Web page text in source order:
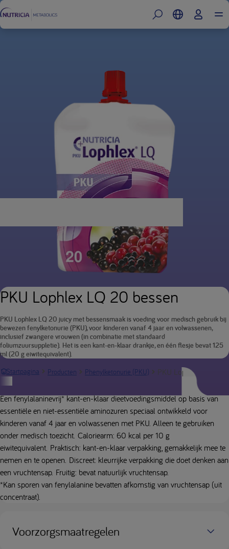
PKU Lophlex LQ 20 bessen
PKU Lophlex LQ 20 juicy met bessensmaak is voeding voor medisch gebruik bij
bewezen fenylketonurie (PKU), voor kinderen vanaf 4 jaar en volwassenen,
inclusief zwangere vrouwen (in combinatie met standaard
foliumzuursuppletie). Het is een kant-en-klaar drankje, en één flesje bevat 125
ml (20 g eiwitequivalent).
Startpagina
Producten Phenylketonurie (PKU) PKU Lophlex LQ 20
Productbeschrijving
Een fenylalaninevrij* kant-en-klaar dieetvoedingsmiddel op basis van
essentiële en niet-essentiële aminozuren speciaal ontwikkeld voor
kinderen vanaf 4 jaar en volwassenen met PKU. Alleen te gebruiken
onder medisch toezicht. Caloriearm: 60 kcal per 10 g
eiwitequivalent. Praktisch: kant-en-klaar verpakking, gemakkelijk mee te
nemen en te openen. Discreet: kleurrijke verpakking die doet denken aan
een vruchtensap. Fruitig: bevat natuurlijk vruchtensap.
*Kan sporen van fenylalanine bevatten afkomstig van vruchtensap (uit
concentraat).
Voorzorgsmaatregelen